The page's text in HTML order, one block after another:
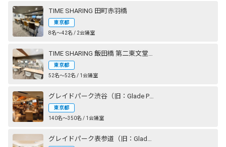
TIME SHARING 田町赤羽橋
東京都
8名〜42名 / 2会議室
東京都
52名〜52名 / 1会議室
東京都
140名〜350名 / 1会議室